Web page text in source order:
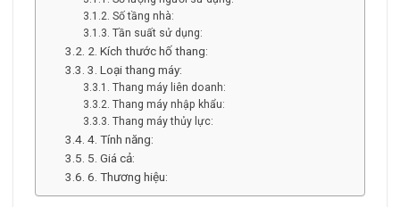
Số tầng nhà:
Tần suất sử dụng:
2. Kích thước hố thang:
3. Loại thang máy:
Thang máy liên doanh:
Thang máy nhập khẩu:
Thang máy thủy lực:
4. Tính năng:
5. Giá cả:
6. Thương hiệu: